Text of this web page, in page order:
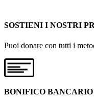
SOSTIENI I NOSTRI
Puoi donare con tutti i
BONIFICO BANCARIO